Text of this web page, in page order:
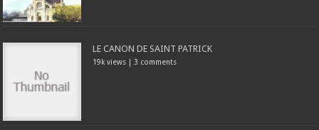
LE CANON DE SAINT PATRICK
19k views | 3 comments